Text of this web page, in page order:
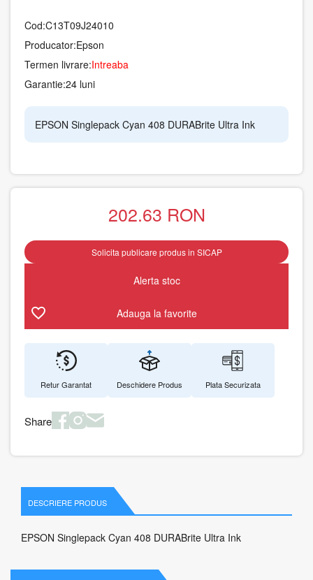
Cod:C13T09J24010
Producator:Epson
Termen livrare:Intreaba
Garantie:24 luni
EPSON Singlepack Cyan 408 DURABrite Ultra Ink
202.63 RON
Solicita publicare produs in SICAP
Alerta stoc
Adauga la favorite
Retur Garantat Deschidere Produs Plata Securizata
Share
DESCRIERE PRODUS
EPSON Singlepack Cyan 408 DURABrite Ultra Ink